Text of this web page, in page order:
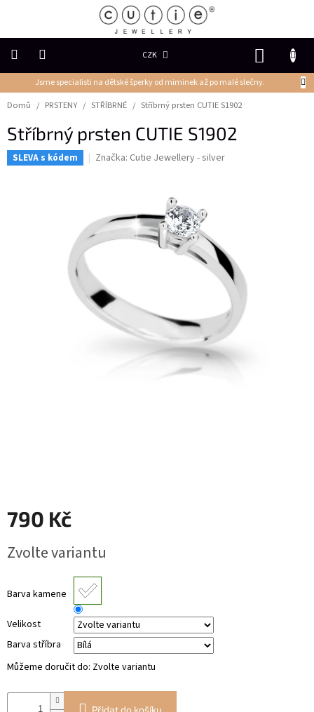
Jsme specialisti na dětské šperky od miminek až po malé slečny.
CZK
DĚTSKÉ
ŠPERKY
PRSTENY
Měna
(CZK)
Přihlášení
Domů / PRSTENY / STŘÍBRNÉ / Stříbrný prsten CUTIE S1902
Stříbrný prsten CUTIE S1902
SLEVA s kódem Značka: Cutie Jewellery - silver
790 Kč
cena:
Zvolte variantu
Barva kamene
Velikost
Barva stříbra
Můžeme doručit do: Zvolte variantu